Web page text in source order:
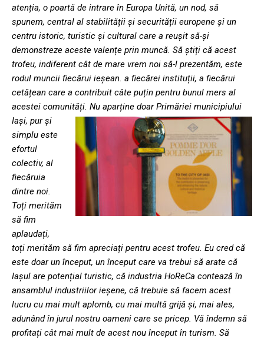
atenția, o poartă de intrare în Europa Unită, un nod, să
spunem, central al stabilității și securității europene și un
centru istoric, turistic și cultural care a reușit să-și
demonstreze aceste valențe prin muncă. Să știți că acest
trofeu, indiferent cât de mare vrem noi să-l prezentăm, este
rodul muncii fiecărui ieșean. a fiecărei instituții, a fiecărui
cetățean care a contribuit câte puțin pentru bunul mers al
acestei comunități. Nu aparține doar Primăriei municipiului
Iași, pur și
simplu este
efortul
colectiv, al
fiecăruia
dintre noi.
Toți merităm
să fim
aplaudați,
toți merităm să fim apreciați pentru acest trofeu. Eu cred că
este doar un început, un început care va trebui să arate că
Iașul are potențial turistic, că industria HoReCa contează în
ansamblul industriilor ieșene, că trebuie să facem acest
lucru cu mai mult aplomb, cu mai multă grijă și, mai ales,
adunând în jurul nostru oameni care se pricep. Vă îndemn să
profitați cât mai mult de acest nou început în turism. Să